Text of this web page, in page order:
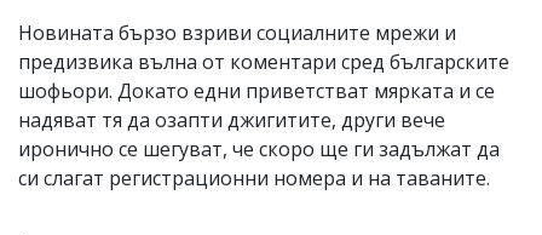
Новината бързо взриви социалните мрежи и
предизвика вълна от коментари сред българските
шофьори. Докато едни приветстват мярката и се
надяват тя да озапти джигитите, други вече
иронично се шегуват, че скоро ще ги задължат да
си слагат регистрационни номера и на таваните.